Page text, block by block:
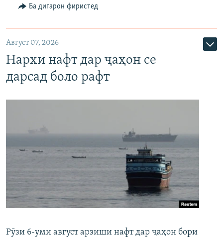
Ба дигарон фиристед
Август 07, 2026
Нархи нафт дар ҷаҳон се
дарсад боло рафт
Рӯзи 6-уми август арзиши нафт дар ҷаҳон бори